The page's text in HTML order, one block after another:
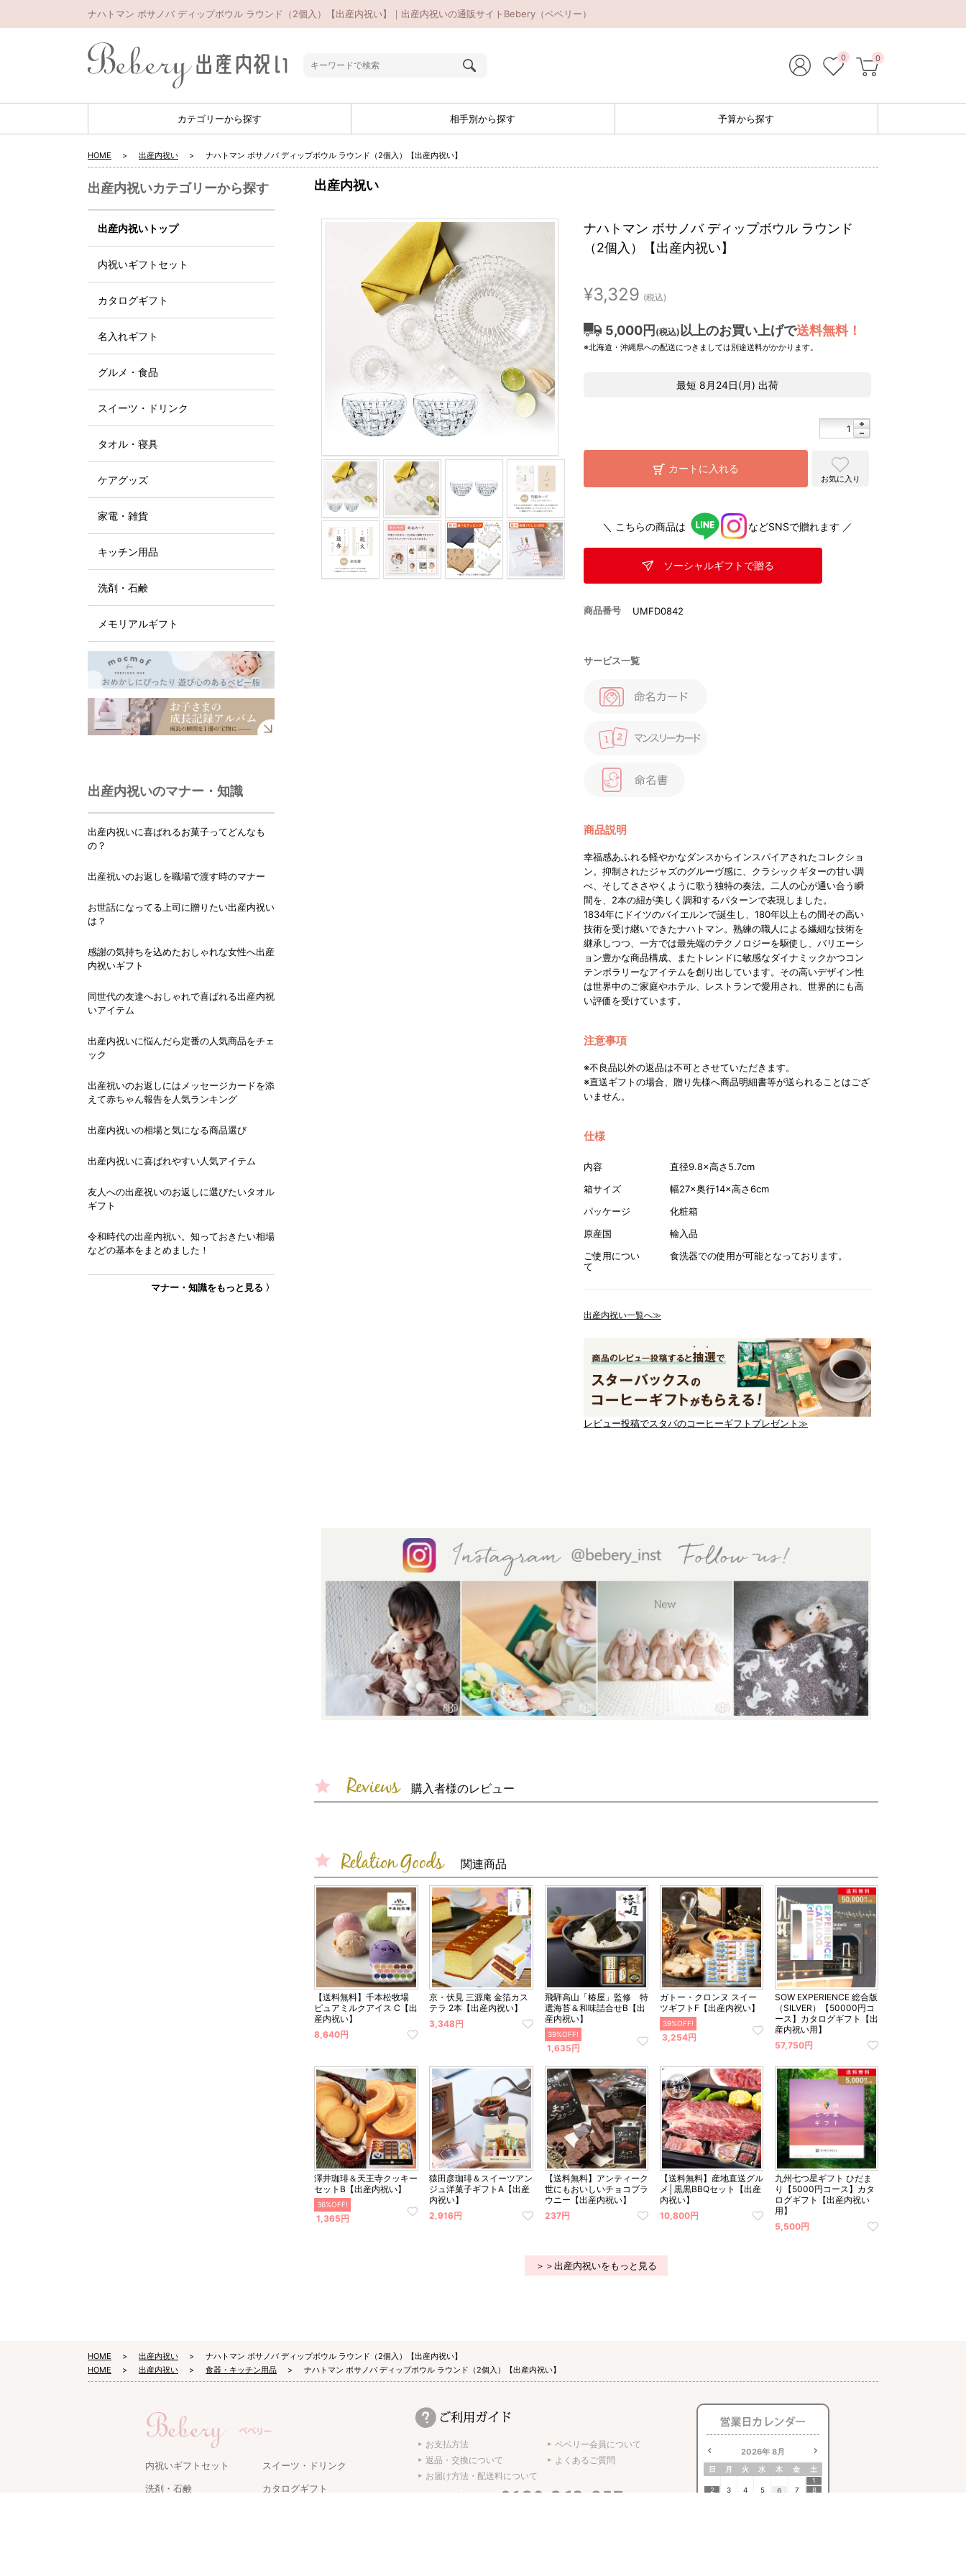
ナハトマン ボサノバ ディップボウル ラウンド（2個入）【出産内祝い】｜出産内祝いの通販サイトBebery（ベベリー）
0 0
カテゴリーから探す 相手別から探す 予算から探す
HOME 出産内祝い ナハトマン ボサノバ ディップボウル ラウンド（2個入）【出産内祝い】
出産内祝い
ナハトマン ボサノバ ディップボウル ラウンド
（2個入）【出産内祝い】
¥3,329 (税込)
5,000円 (税込) 以上のお買い上げで送料無料！
※北海道・沖縄県への配送につきましては別途送料がかかります。
最短 8月24日(月) 出荷
カートに入れる
お気に入り
＼ こちらの商品は などSNSで贈れます ／
ソーシャルギフトで贈る
商品番号 UMFD0842
サービス一覧
商品説明
幸福感あふれる軽やかなダンスからインスパイアされたコレクショ
ン。抑制されたジャズのグルーヴ感に、クラシックギターの甘い調
べ、そしてささやくように歌う独特の奏法。二人の心が通い合う瞬
間を、2本の紐が美しく調和するパターンで表現しました。
1834年にドイツのバイエルンで誕生し、180年以上もの間その高い
技術を受け継いできたナハトマン。熟練の職人による繊細な技術を
継承しつつ、一方では最先端のテクノロジーを駆使し、バリエーシ
ョン豊かな商品構成、またトレンドに敏感なダイナミックかつコン
テンポラリーなアイテムを創り出しています。その高いデザイン性
は世界中のご家庭やホテル、レストランで愛用され、世界的にも高
い評価を受けています。
注意事項
※不良品以外の返品は不可とさせていただきます。
※直送ギフトの場合、贈り先様へ商品明細書等が送られることはござ
いません。
仕様
内容
直径9.8×高さ5.7cm
箱サイズ
幅27×奥行14×高さ6cm
パッケージ
化粧箱
原産国
輸入品
ご使用につい
て
食洗器での使用が可能となっております。
出産内祝い一覧へ≫
レビュー投稿でスタバのコーヒーギフトプレゼント≫
購入者様のレビュー
関連商品
【送料無料】千本松牧場
ピュアミルクアイス C【出
産内祝い】
8,640円
京・伏見 三源庵 金箔カス
テラ 2本【出産内祝い】
3,348円
飛騨高山「椿屋」監修 特
選海苔＆和味詰合せB【出
産内祝い】
39%OFF!
1,635円
ガトー・クロンヌ スイー
ツギフトF【出産内祝い】
39%OFF!
3,254円
SOW EXPERIENCE 総合版
（SILVER）【50000円コ
ース】カタログギフト【出
産内祝い用】
57,750円
澤井珈琲＆天王寺クッキー
セットB【出産内祝い】
36%OFF!
1,365円
猿田彦珈琲＆スイーツアン
ジュ洋菓子ギフトA【出産
内祝い】
2,916円
【送料無料】アンティーク
世にもおいしいチョコブラ
ウニー【出産内祝い】
237円
【送料無料】産地直送グル
メ│黒黒BBQセット【出産
内祝い】
10,800円
九州七つ星ギフト ひだま
り【5000円コース】カタ
ログギフト【出産内祝い
用】
5,500円
＞＞出産内祝いをもっと見る
出産内祝いカテゴリーから探す
出産内祝いトップ
内祝いギフトセット
カタログギフト
名入れギフト
グルメ・食品
スイーツ・ドリンク
タオル・寝具
ケアグッズ
家電・雑貨
キッチン用品
洗剤・石鹸
メモリアルギフト
出産内祝いのマナー・知識
出産内祝いに喜ばれるお菓子ってどんなも
の？
出産祝いのお返しを職場で渡す時のマナー
お世話になってる上司に贈りたい出産内祝い
は？
感謝の気持ちを込めたおしゃれな女性へ出産
内祝いギフト
同世代の友達へおしゃれで喜ばれる出産内祝
いアイテム
出産内祝いに悩んだら定番の人気商品をチェ
ック
出産祝いのお返しにはメッセージカードを添
えて赤ちゃん報告を人気ランキング
出産内祝いの相場と気になる商品選び
出産内祝いに喜ばれやすい人気アイテム
友人への出産祝いのお返しに選びたいタオル
ギフト
令和時代の出産内祝い。知っておきたい相場
などの基本をまとめました！
マナー・知識をもっと見る 〉
HOME 出産内祝い
ナハトマン ボサノバ ディップボウル ラウンド（2個入）【出産内祝い】
HOME
出産内祝い 食器・キッチン用品 ナハトマン ボサノバ ディップボウル ラウンド（2個入）【出産内祝い】
内祝いギフトセット
スイーツ・ドリンク
洗剤・石鹸
カタログギフト
お支払方法
返品・交換について
お届け方法・配送料について
ベベリー会員について
よくあるご質問
2026年 8月
日 月 火 水 木 金
土
1
2
3 4 5 6 7
8